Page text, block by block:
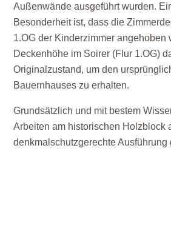
Außenwände ausgeführt wurden.
Besonderheit ist, dass die
1.OG der Kinderzimmer angehoben
Deckenhöhe im Soirer (Flur 1.OG)
Originalzustand, um den
Bauernhauses zu erhalten.
Grundsätzlich und mit bestem
Arbeiten am historischen Holzblock
denkmalschutzgerechte Ausführung